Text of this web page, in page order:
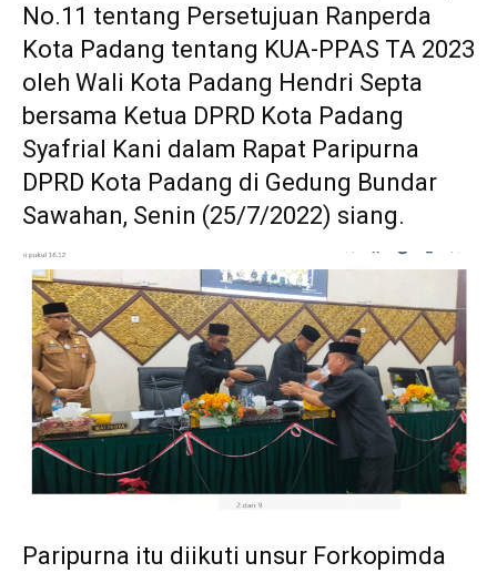
No.11 tentang Persetujuan Ranperda
Kota Padang tentang KUA-PPAS TA 2023
oleh Wali Kota Padang Hendri Septa
bersama Ketua DPRD Kota Padang
Syafrial Kani dalam Rapat Paripurna
DPRD Kota Padang di Gedung Bundar
Sawahan, Senin (25/7/2022) siang.
Paripurna itu diikuti unsur Forkopimda